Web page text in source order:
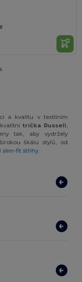
a kvalitu v textilním
trička Russell,
tak, aby vydržely
škálu stylů, od
slim-fit střihy.